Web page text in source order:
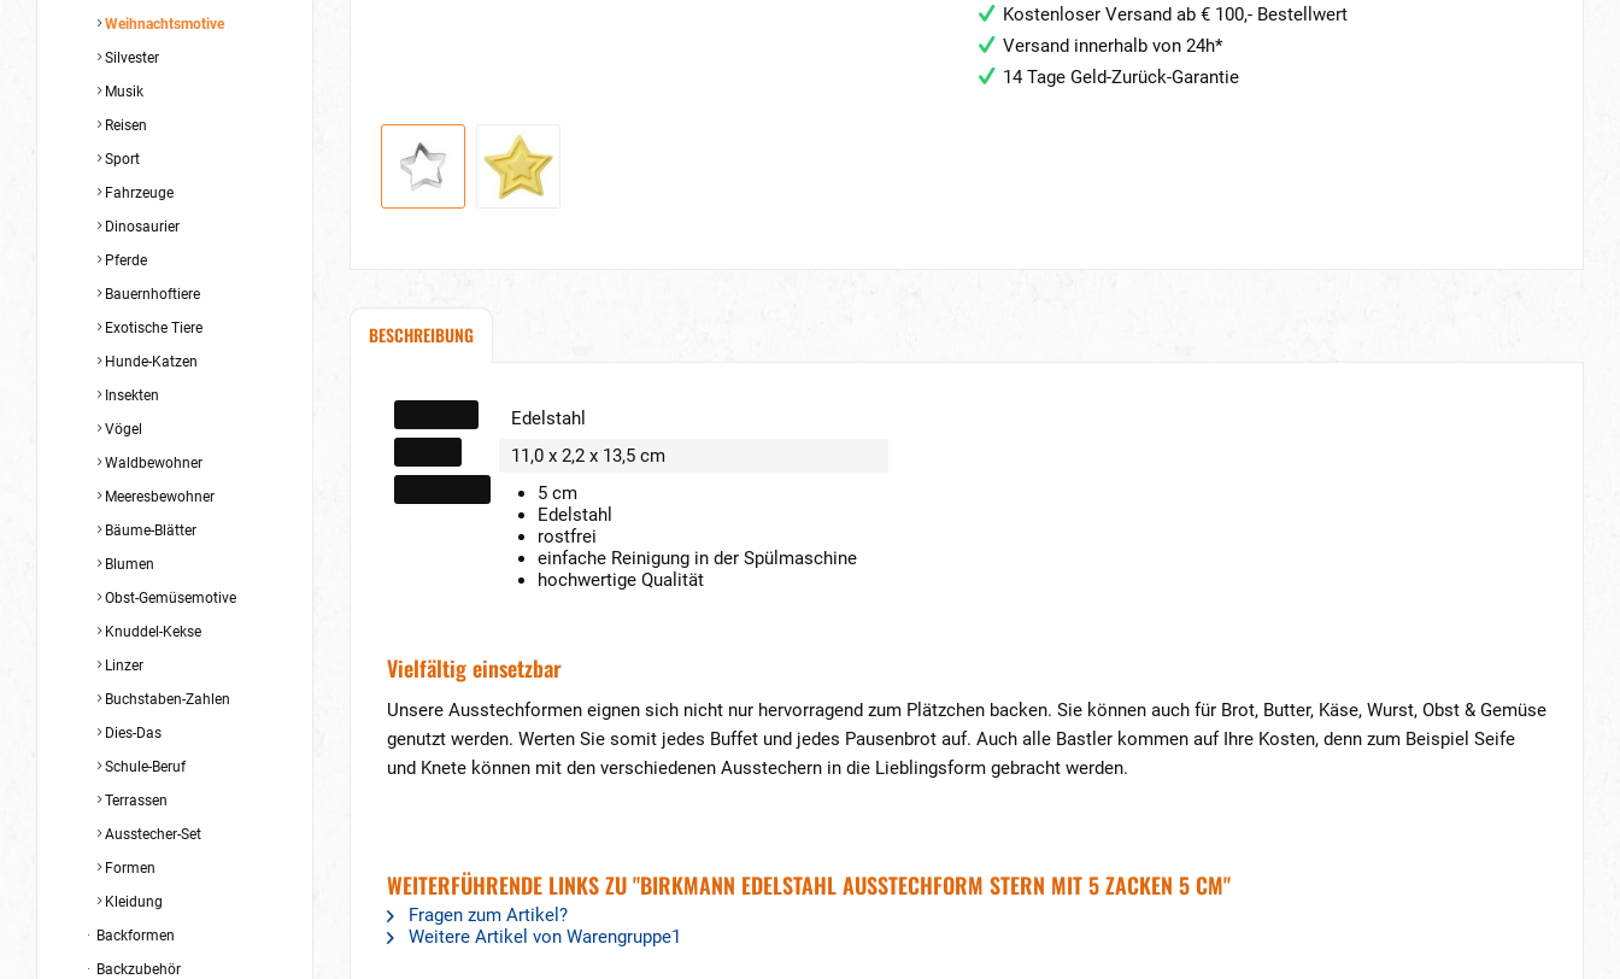
Weihnachtsmotive
Silvester
Musik
Reisen
Sport
Fahrzeuge
Dinosaurier
Pferde
Bauernhoftiere
Exotische Tiere
Hunde-Katzen
Insekten
Vögel
Waldbewohner
Meeresbewohner
Bäume-Blätter
Blumen
Obst-Gemüsemotive
Knuddel-Kekse
Linzer
Buchstaben-Zahlen
Dies-Das
Schule-Beruf
Terrassen
Ausstecher-Set
Formen
Kleidung
Backformen
Backzubehör
Kostenloser Versand ab € 100,- Bestellwert
Versand innerhalb von 24h*
14 Tage Geld-Zurück-Garantie
BESCHREIBUNG
Edelstahl
11,0 x 2,2 x 13,5 cm
5 cm
Edelstahl
rostfrei
einfache Reinigung in der Spülmaschine
hochwertige Qualität
Vielfältig einsetzbar
Unsere Ausstechformen eignen sich nicht nur hervorragend zum Plätzchen backen. Sie können auch für Brot, Butter, Käse, Wurst, Obst & Gemüse
genutzt werden. Werten Sie somit jedes Buffet und jedes Pausenbrot auf. Auch alle Bastler kommen auf Ihre Kosten, denn zum Beispiel Seife
und Knete können mit den verschiedenen Ausstechern in die Lieblingsform gebracht werden.
WEITERFÜHRENDE LINKS ZU "BIRKMANN EDELSTAHL AUSSTECHFORM STERN MIT 5 ZACKEN 5 CM"
Fragen zum Artikel?
Weitere Artikel von Warengruppe1